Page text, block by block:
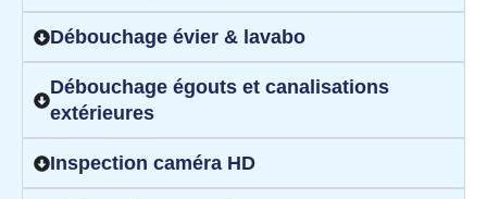
Débouchage évier & lavabo
Débouchage égouts et canalisations
extérieures
Inspection caméra HD